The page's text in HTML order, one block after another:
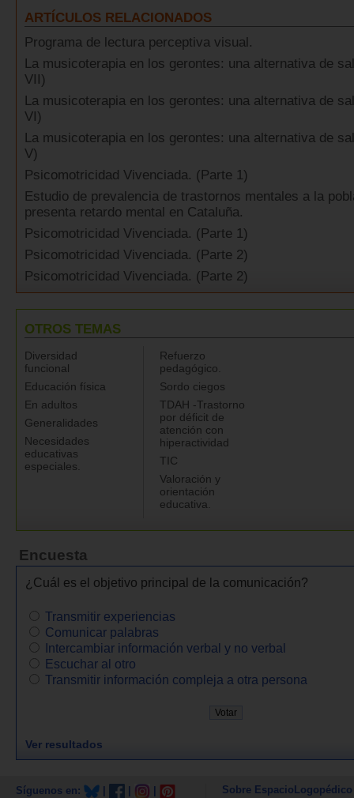
ARTÍCULOS RELACIONADOS
Programa de lectura perceptiva visual.
La musicoterapia en los gerontes: una alternativa de
VII)
La musicoterapia en los gerontes: una alternativa de
VI)
La musicoterapia en los gerontes: una alternativa de
V)
Psicomotricidad Vivenciada. (Parte 1)
Estudio de prevalencia de trastornos mentales a la
presenta retardo mental en Cataluña.
Psicomotricidad Vivenciada. (Parte 1)
Psicomotricidad Vivenciada. (Parte 2)
Psicomotricidad Vivenciada. (Parte 2)
OTROS TEMAS
Diversidad
funcional
Educación física
En adultos
Generalidades
Necesidades
educativas
especiales.
Refuerzo
pedagógico.
Sordo ciegos
TDAH -Trastorno
por déficit de
atención con
hiperactividad
TIC
Valoración y
orientación
educativa.
Encuesta
¿Cuál es el objetivo principal de la comunicación?
Transmitir experiencias
Comunicar palabras
Intercambiar información verbal y no verbal
Escuchar al otro
Transmitir información compleja a otra persona
Ver resultados
Síguenos en: Sobre EspacioLogopédico